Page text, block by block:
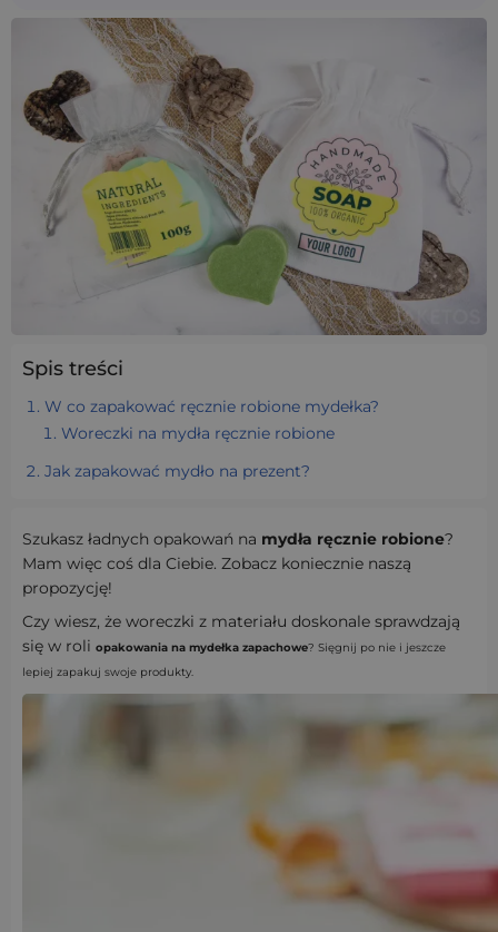
Spis treści
W co zapakować ręcznie robione mydełka?
Woreczki na mydła ręcznie robione
Jak zapakować mydło na prezent?
Szukasz ładnych opakowań na mydła ręcznie robione?
Mam więc coś dla Ciebie. Zobacz koniecznie naszą
propozycję!
Czy wiesz, że woreczki z materiału doskonale sprawdzają
się w roli opakowania na mydełka zapachowe? Sięgnij po nie i jeszcze
lepiej zapakuj swoje produkty.